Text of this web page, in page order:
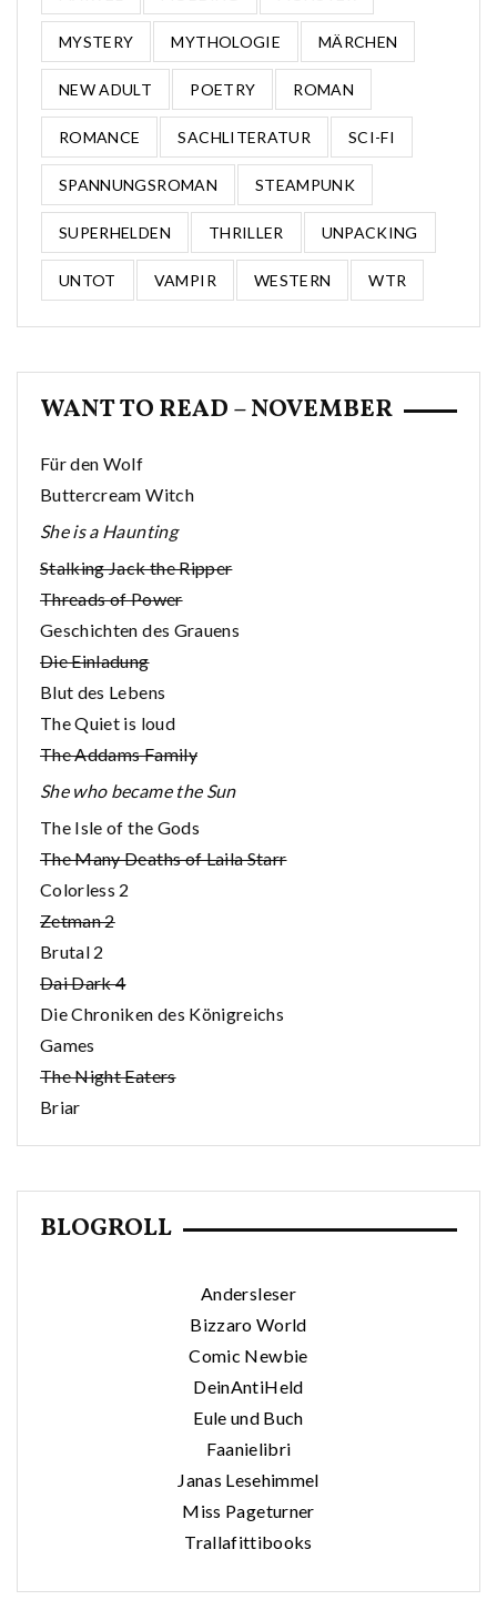
MYSTERY MYTHOLOGIE MÄRCHEN
NEW ADULT POETRY ROMAN
ROMANCE SACHLITERATUR SCI-FI
SPANNUNGSROMAN STEAMPUNK
SUPERHELDEN THRILLER UNPACKING
UNTOT VAMPIR WESTERN WTR
WANT TO READ – NOVEMBER
Für den Wolf
Buttercream Witch
She is a Haunting
Stalking Jack the Ripper
Threads of Power
Geschichten des Grauens
Die Einladung
Blut des Lebens
The Quiet is loud
The Addams Family
She who became the Sun
The Isle of the Gods
The Many Deaths of Laila Starr
Colorless 2
Zetman 2
Brutal 2
Dai Dark 4
Die Chroniken des Königreichs
Games
The Night Eaters
Briar
BLOGROLL
Andersleser
Bizzaro World
Comic Newbie
DeinAntiHeld
Eule und Buch
Faanielibri
Janas Lesehimmel
Miss Pageturner
Trallafittibooks